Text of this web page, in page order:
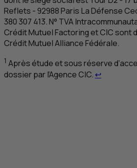
Reflets - 92988 Paris La Défense
380 307 413. N° TVA
Crédit Mutuel Factoring etCICsont
Crédit Mutuel Alliance Fédérale.
1 Après étude et sous réserve
dossier par l’AgenceCIC. ↩Retour au